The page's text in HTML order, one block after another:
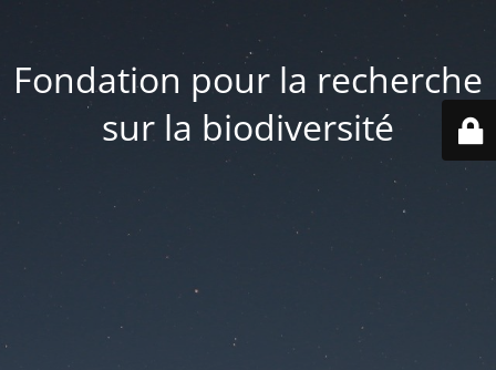
Fondation pour la recherche
sur la biodiversité